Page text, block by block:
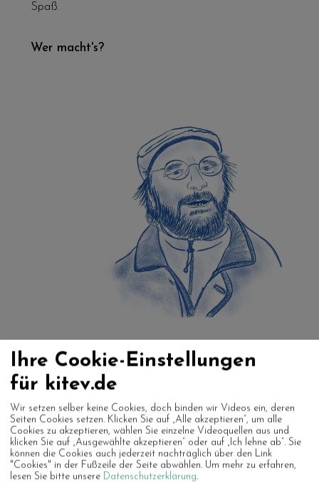
Spaß.
Wer macht's?
Franz Kock, 70 Jahre alt und aktiver Dozent im
Unruhestand, ist ein leidenschaftlicher
Kulturvermittler. Seit über einem Jahr ist er mit
Ihre Cookie-Einstellungen
für kitev.de
Wir setzen selber keine Cookies, doch binden wir Videos ein, deren
Seiten Cookies setzen. Klicken Sie auf „Alle akzeptieren“, um alle
Cookies zu akzeptieren, wählen Sie einzelne Videoquellen aus und
klicken Sie auf „Ausgewählte akzeptieren“ oder auf „Ich lehne ab“. Sie
können die Cookies auch jederzeit nachträglich über den Link
"Cookies" in der Fußzeile der Seite abwählen. Um mehr zu erfahren,
lesen Sie bitte unsere Datenschutzerklärung.